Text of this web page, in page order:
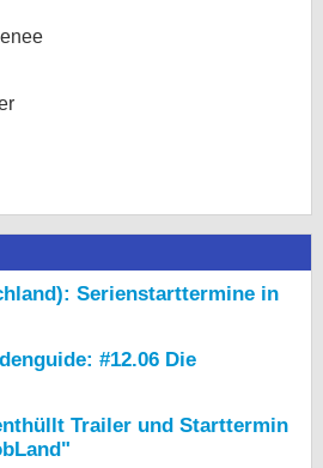
Serienstarttermine in
#12.06 Die
Trailer und Starttermin